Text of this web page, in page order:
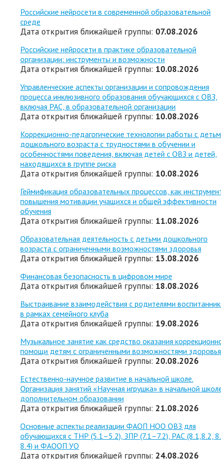
Российские нейросети в современной образовательной
среде
Дата открытия ближайшей группы: 07.08.2026
Российские нейросети в практике образовательной
организации: инструменты и возможности
Дата открытия ближайшей группы: 10.08.2026
Управленческие аспекты организации и сопровождения
процесса инклюзивного образования обучающихся с ОВЗ,
включая РАС, в образовательной организации
Дата открытия ближайшей группы: 10.08.2026
Коррекционно-педагогические технологии работы с
дошкольного возраста с трудностями в обучении и
особенностями поведения, включая детей с ОВЗ и детей,
находящихся в группе риска
Дата открытия ближайшей группы: 10.08.2026
Геймификация образовательных процессов, как
повышения мотивации учащихся и общей эффективности
обучения
Дата открытия ближайшей группы: 11.08.2026
Образовательная деятельность с детьми дошкольного
возраста с ограниченными возможностями здоровья
Дата открытия ближайшей группы: 13.08.2026
Финансовая безопасность в цифровом мире
Дата открытия ближайшей группы: 18.08.2026
Выстраивание взаимодействия с родителями
в рамках семейного клуба
Дата открытия ближайшей группы: 19.08.2026
Музыкальное занятие как средство оказания
помощи детям с ограниченными возможностями здоровья
Дата открытия ближайшей группы: 20.08.2026
Естественно-научное развитие в начальной школе.
Организация занятий «Научная игрушка» в начальной
дополнительном образовании
Дата открытия ближайшей группы: 21.08.2026
Основные аспекты реализации ФАОП НОО ОВЗ для
обучающихся с ТНР (5.1–5.2), ЗПР (7.1–7.2), РАС (8.1,8.2,
8.4) и ФАООП УО
Дата открытия ближайшей группы: 24.08.2026